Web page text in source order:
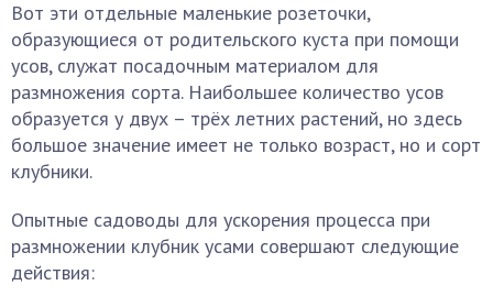
Вот эти отдельные маленькие розеточки,
образующиеся от родительского куста при помощи
усов, служат посадочным материалом для
размножения сорта. Наибольшее количество усов
образуется у двух – трёх летних растений, но здесь
большое значение имеет не только возраст, но и сорт
клубники.
Опытные садоводы для ускорения процесса при
размножении клубник усами совершают следующие
действия: